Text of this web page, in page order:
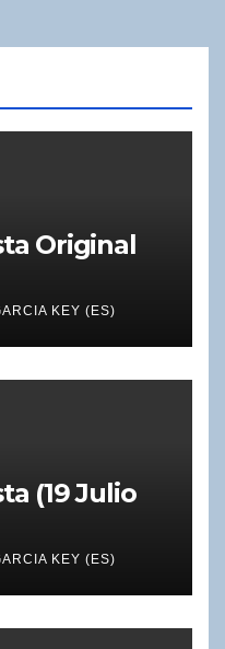
Original
KEY (ES)
(19 Julio
KEY (ES)